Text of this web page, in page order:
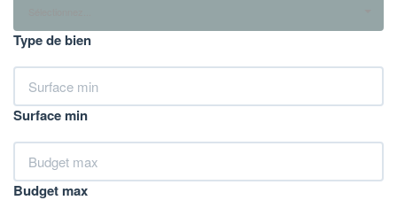
Type de bien
Surface min
Budget max